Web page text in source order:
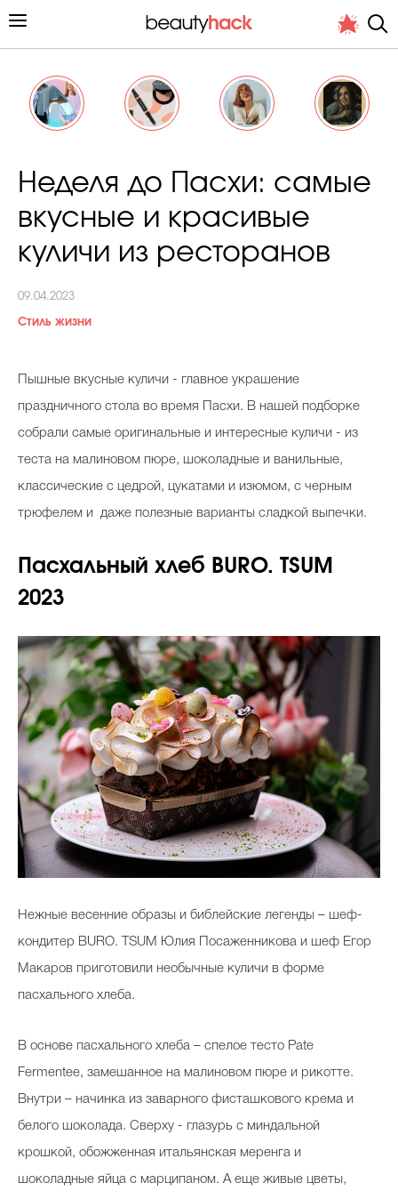
Снимает и тестирует редакция
Косметичка профи
Папа может
Худеем правильно
Выбор визажистов
Выбор косметолога
Полиция красоты
Хит недели от визажиста
Celebrity дня
Интервью со звездой
Тесты
Неделя до Пасхи: самые
вкусные и красивые
куличи из ресторанов
09.04.2023
Стиль жизни
Пышные вкусные куличи - главное украшение
праздничного стола во время Пасхи. В нашей подборке
собрали самые оригинальные и интересные куличи - из
теста на малиновом пюре, шоколадные и ванильные,
классические с цедрой, цукатами и изюмом, с черным
трюфелем и даже полезные варианты сладкой выпечки.
Пасхальный хлеб BURO. TSUM
2023
Нежные весенние образы и библейские легенды – шеф-
кондитер BURO. TSUM Юлия Посаженникова и шеф Егор
Макаров приготовили необычные куличи в форме
пасхального хлеба.
В основе пасхального хлеба – спелое тесто Pate
Fermentee, замешанное на малиновом пюре и рикотте.
Внутри – начинка из заварного фисташкового крема и
белого шоколада. Сверху - глазурь с миндальной
крошкой, обожженная итальянская меренга и
шоколадные яйца с марципаном. А еще живые цветы,